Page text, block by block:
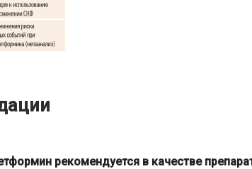
рекомендуется в качестве